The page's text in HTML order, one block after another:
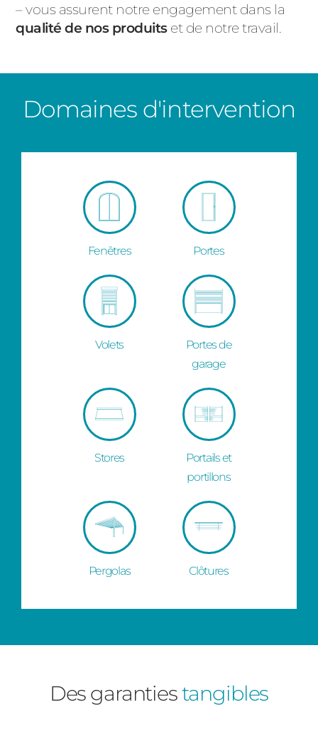
– vous assurent notre engagement dans la
qualité de nos produits et de notre travail.
Domaines d'intervention
Fenêtres Portes
Volets
Portes de
garage
Stores
Portails et
portillons
Pergolas Clôtures
Des garantiestangibles